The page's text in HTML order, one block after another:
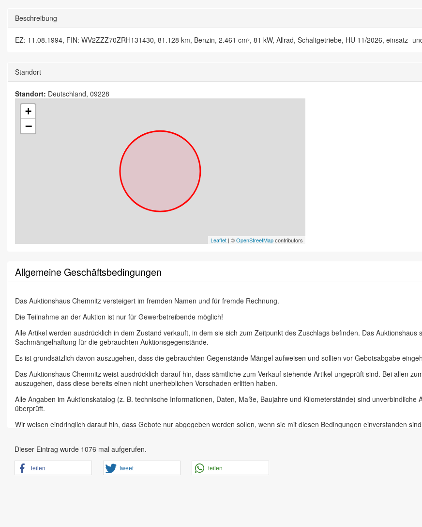
Beschreibung
EZ: 11.08.1994, FIN: WV2ZZZ70ZRH131430, 81.128 km, Benzin, 2.461 cm³, 81 kW, Allrad, Schaltgetriebe, HU 11/2026, einsatz-
Standort
Standort: Deutschland, 09228
+
−
Leaflet | ©OpenStreetMapcontributors
Allgemeine Geschäftsbedingungen
Das Auktionshaus Chemnitz versteigert im fremden Namen und für fremde Rechnung.
Die Teilnahme an der Auktion ist nur für Gewerbetreibende möglich!
Alle Artikel werden ausdrücklich in dem Zustand verkauft, in dem sie sich zum Zeitpunkt des Zuschlags befinden. Das
Sachmängelhaftung für die gebrauchten Auktionsgegenstände.
Es ist grundsätzlich davon auszugehen, dass die gebrauchten Gegenstände Mängel aufweisen und sollten vor Gebotsabgabe
Das Auktionshaus Chemnitz weist ausdrücklich darauf hin, dass sämtliche zum Verkauf stehende Artikel ungeprüft sind. Bei allen
auszugehen, dass diese bereits einen nicht unerheblichen Vorschaden erlitten haben.
Alle Angaben im Auktionskatalog (z. B. technische Informationen, Daten, Maße, Baujahre und Kilometerstände) sind
überprüft.
Wir weisen eindringlich darauf hin, dass Gebote nur abgegeben werden sollen, wenn sie mit diesen Bedingungen einverstanden
Online Bieter, Bieter bei Vor-Ort-Versteigerungen direkt beim Einlieferer oder bei Insolvenzversteigerungen.
Sämtliche Neueingänge werden sofort online gestellt. Sobald ein Artikel online gestellt ist haben sie die Möglichkeit, Online-
vorheriger Anmeldung zu besichtigen.
Dieser Eintrag wurde 1076 mal aufgerufen.
teilen tweet teilen